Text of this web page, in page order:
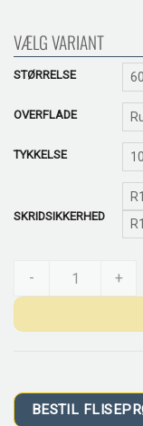
VÆLG VARIANT
STØRRELSE
OVERFLADE
TYKKELSE
SKRIDSIKKERHED
Sagrada Natural
- +
BESTIL